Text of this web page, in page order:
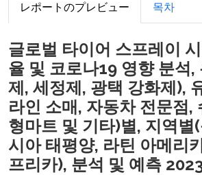
レポートのプレビュー 목차
글로벌 타이어 스프레이
율 및 코로나19 영향 분석,
제, 세정제, 광택 강화제),
라인 소매, 자동차 전문점
형마트 및 기타)별, 지역별
시아 태평양, 라틴 아메리
프리카), 분석 및 예측